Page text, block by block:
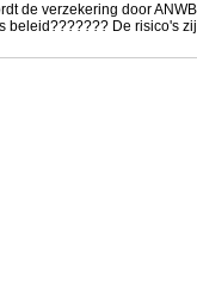
de verzekering door
beleid??????? De risico's